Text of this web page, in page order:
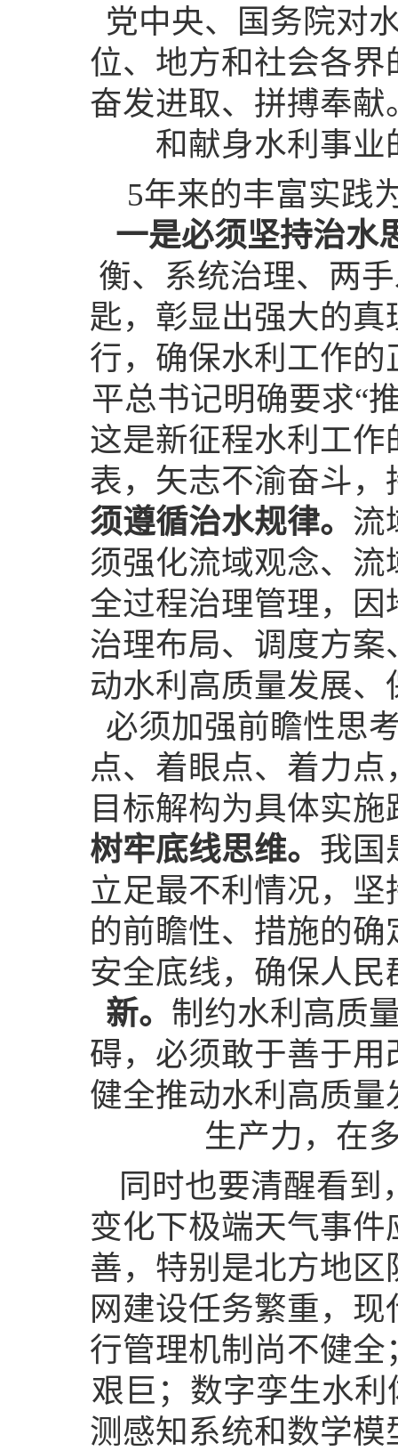
党中央、国务院对
位、地方和社会各
奋发进取、拼搏奉
和献身水利事
5年来的丰富实践
一是必须坚持治水
衡、系统治理、两
匙，彰显出强大的
行，确保水利工作的
平总书记明确要求“
这是新征程水利工
表，矢志不渝奋斗
须遵循治水规律。 流
须强化流域观念、
全过程治理管理，
治理布局、调度方案
动水利高质量发展
必须加强前瞻性思
点、着眼点、着力
目标解构为具体实
树牢底线思维。 我国
立足最不利情况，
的前瞻性、措施的
安全底线，确保人
新。 制约水利高质
碍，必须敢于善于
健全推动水利高质
生产力，在
同时也要清醒看
变化下极端天气事
善，特别是北方地
网建设任务繁重，
行管理机制尚不健
艰巨；数字孪生水
测感知系统和数学